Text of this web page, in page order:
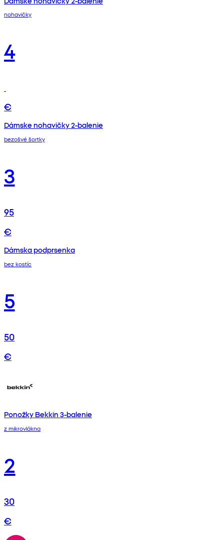
nohavičky
4
€
Dámske nohavičky 2-balenie
bezošvé šortky
3
95
€
Dámska podprsenka
bez kostíc
5
50
€
Ponožky Bekkin 3-balenie
z mikrovlákna
2
30
€